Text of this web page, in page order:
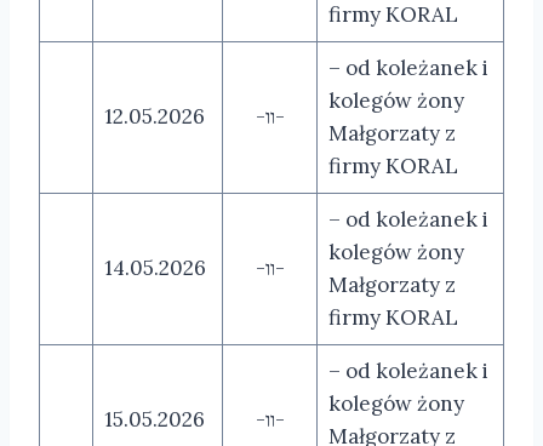
firmy KORAL
12.05.2026 -װ-
– od koleżanek i
kolegów żony
Małgorzaty z
firmy KORAL
14.05.2026 -װ-
– od koleżanek i
kolegów żony
Małgorzaty z
firmy KORAL
15.05.2026 -װ-
– od koleżanek i
kolegów żony
Małgorzaty z